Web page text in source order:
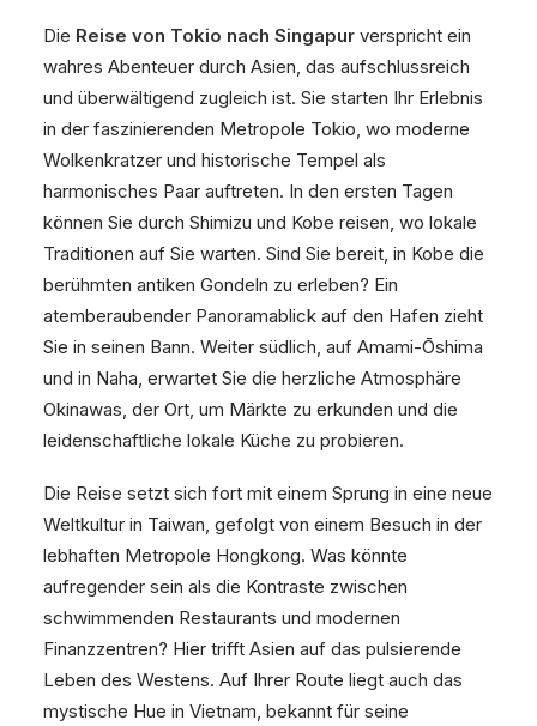
Die Reise von Tokio nach Singapur verspricht ein
wahres Abenteuer durch Asien, das aufschlussreich
und überwältigend zugleich ist. Sie starten Ihr Erlebnis
in der faszinierenden Metropole Tokio, wo moderne
Wolkenkratzer und historische Tempel als
harmonisches Paar auftreten. In den ersten Tagen
können Sie durch Shimizu und Kobe reisen, wo lokale
Traditionen auf Sie warten. Sind Sie bereit, in Kobe die
berühmten antiken Gondeln zu erleben? Ein
atemberaubender Panoramablick auf den Hafen zieht
Sie in seinen Bann. Weiter südlich, auf Amami-Ōshima
und in Naha, erwartet Sie die herzliche Atmosphäre
Okinawas, der Ort, um Märkte zu erkunden und die
leidenschaftliche lokale Küche zu probieren.
Die Reise setzt sich fort mit einem Sprung in eine neue
Weltkultur in Taiwan, gefolgt von einem Besuch in der
lebhaften Metropole Hongkong. Was könnte
aufregender sein als die Kontraste zwischen
schwimmenden Restaurants und modernen
Finanzzentren? Hier trifft Asien auf das pulsierende
Leben des Westens. Auf Ihrer Route liegt auch das
mystische Hue in Vietnam, bekannt für seine